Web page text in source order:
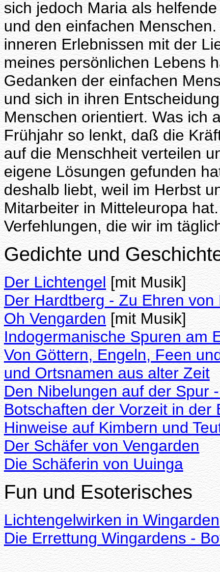
sich jedoch Maria als
und den einfachen
inneren Erlebnissen mit der
meines persönlichen Lebens
Gedanken der einfachen
und sich in ihren
Menschen orientiert. Was ich
Frühjahr so lenkt, daß die
auf die Menschheit verteilen
eigene Lösungen gefunden
deshalb liebt, weil im Herbst
Mitarbeiter in Mitteleuropa
Verfehlungen, die wir im
Gedichte und
Der Lichtengel [mit Musik]
Der Hardtberg - Zu Ehren von
Oh Vengarden [mit Musik]
Indogermanische Spuren am
Von Göttern, Engeln, Feen
und Ortsnamen aus alter Zeit
Den Nibelungen auf der Spur
Botschaften der Vorzeit in der
Hinweise auf Kimbern und
Der Schäfer von Vengarden
Die Schäferin von Uuinga
Fun und Esoterisches
Lichtengelwirken in Wingarden
Die Errettung Wingardens -